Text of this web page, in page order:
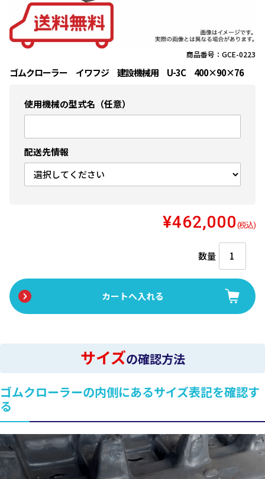
商品番号：GCE-0223
ゴムクローラー イワフジ 建設機械用 U-3C 400×90×76
使用機械の型式名（任意）
配送先情報
¥462,000 (税込)
数量
サイズの確認方法
ゴムクローラーの内側にあるサイズ表記を確認す
る